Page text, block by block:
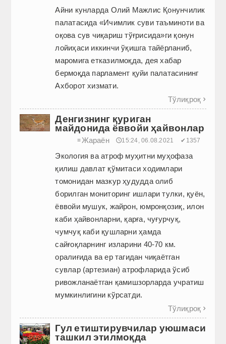
Айни кунларда Олий Мажлис Қонунчилик
палатасида «Ичимлик суви таъминоти ва
оқова сув чиқариш тўғрисида»ги қонун
лойиҳаси иккинчи ўқишга тайёрланиб,
маромига етказилмоқда, дея хабар
бермоқда парламент қуйи палатасининг
Ахборот хизмати.
Тўлиқроқ 
Денгизнинг қуриган
майдонида ёввойи ҳайвонлар
≡ Жараён 🕔15:24, 06.08.2021 ✔1357
Экология ва атроф муҳитни муҳофаза
қилиш давлат қўмитаси ходимлари
томонидан мазкур ҳудудда олиб
борилган мониторинг ишлари тулки, қуён,
ёввойи мушук, жайрон, юмронқозиқ, илон
каби ҳайвонларни, қарға, чуғурчуқ,
чумчуқ каби қушларни ҳамда
сайғоқларнинг изларини 40-70 км.
оралиғида ва ер тагидан чиқаётган
сувлар (артезиан) атрофларида ўсиб
ривожланаётган қамишзорларда учратиш
мумкинлигини кўрсатди.
Тўлиқроқ 
Гул етиштирувчилар уюшмаси
ташкил этилмоқда